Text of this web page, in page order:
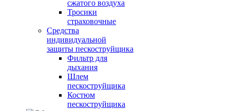
сжатого воздуха
Тросики
страховочные
Средства
индивидуальной
защиты пескоструйщика
Фильтр для
дыхания
Шлем
пескоструйщика
Костюм
пескоструйщика